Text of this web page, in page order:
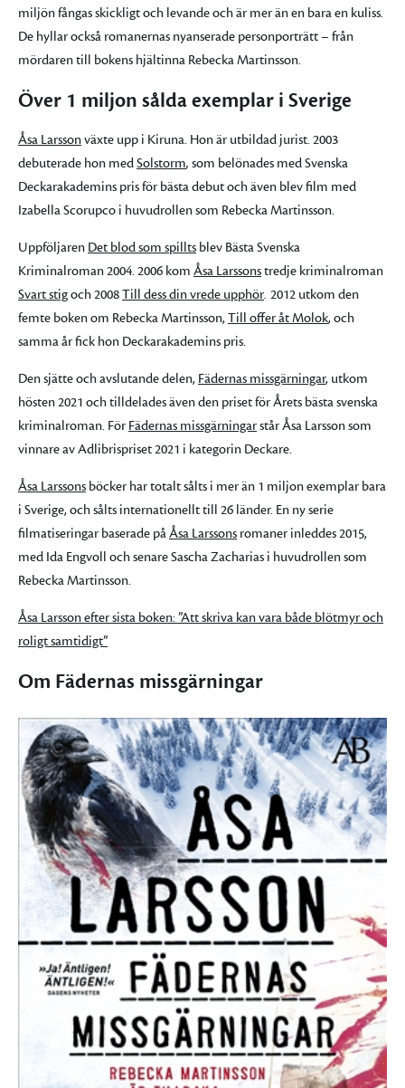
miljön fångas skickligt och levande och är mer än en bara en kuliss.
De hyllar också romanernas nyanserade personporträtt – från
mördaren till bokens hjältinna Rebecka Martinsson.
Över 1 miljon sålda exemplar i Sverige
Åsa Larssonväxte upp i Kiruna. Hon är utbildad jurist. 2003
debuterade hon medSolstorm, som belönades med Svenska
Deckarakademins pris för bästa debut och även blev film med
Izabella Scorupco i huvudrollen som Rebecka Martinsson.
Uppföljaren Det blod som spillts blev Bästa Svenska
Kriminalroman 2004. 2006 kom Åsa Larssonstredje kriminalroman
Svart stigoch 2008Till dess din vrede upphör. 2012 utkom den
femte boken om Rebecka Martinsson, Till offer åt Molok, och
samma år fick hon Deckarakademins pris.
Den sjätte och avslutande delen, Fädernas missgärningar, utkom
hösten 2021 och tilldelades även den priset för Årets bästa svenska
kriminalroman. För Fädernas missgärningarstår Åsa Larsson som
vinnare av Adlibrispriset 2021 i kategorin Deckare.
Åsa Larssons böcker har totalt sålts i mer än 1 miljon exemplar bara
i Sverige, och sålts internationellt till 26 länder. En ny serie
filmatiseringar baserade påÅsa Larssons romaner inleddes 2015,
med Ida Engvoll och senare Sascha Zacharias i huvudrollen som
Rebecka Martinsson.
Åsa Larsson efter sista boken: ”Att skriva kan vara både blötmyr och
roligt samtidigt”
Om Fädernas missgärningar